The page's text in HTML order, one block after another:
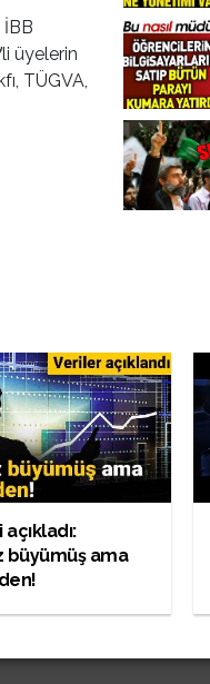
üyelerin
TÜGVA,
büyümüş ama